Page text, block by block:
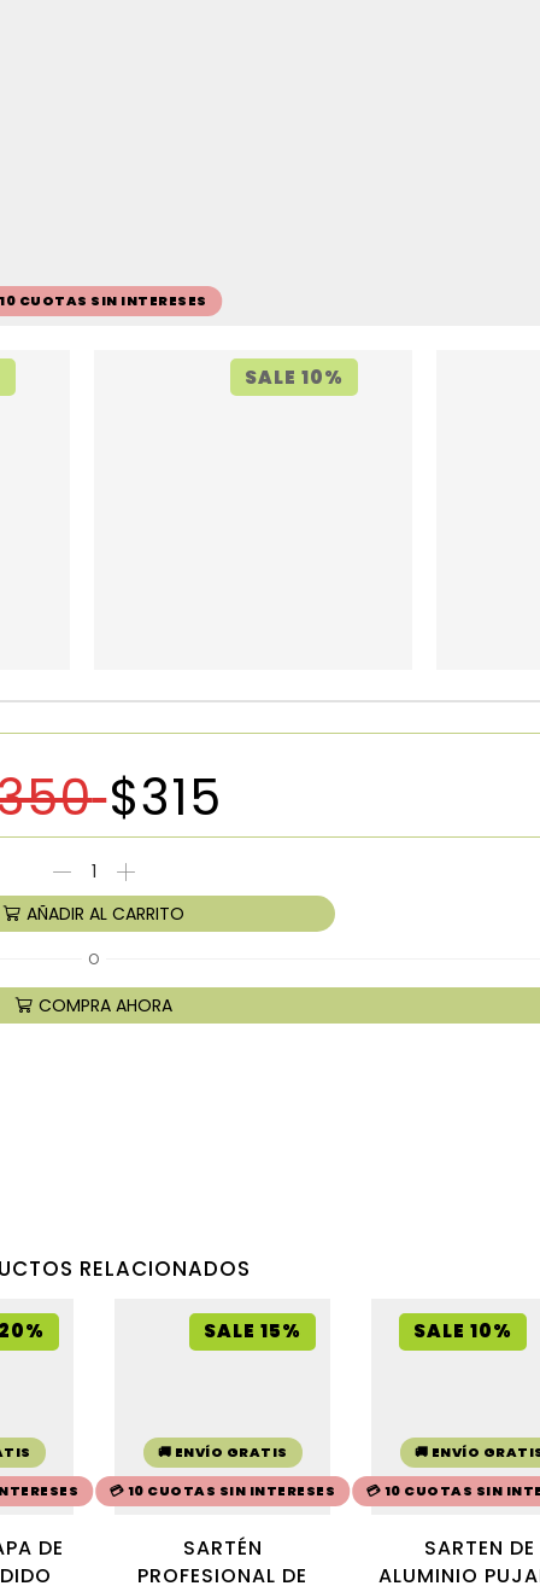
CUOTAS SIN INTERESES
SALE 10%
$315
AÑADIR AL CARRITO
O
COMPRA AHORA
RELACIONADOS
DE
SALE 15%
🚚 ENVÍO GRATIS
💳 10 CUOTAS SIN INTERESES
SARTÉN
PROFESIONAL DE
SALE 10%
🚚 ENVÍO
💳 10 CUOTAS SIN
SARTEN DE
ALUMINIO